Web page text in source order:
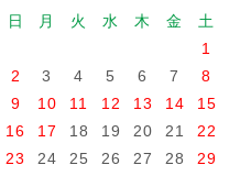
日 月 火 水 木 金
土
1
2
3 4 5 6 7
8
9
10 11 12 13 14
15
16
17 18 19 20 21
22
23
24 25 26 27 28
29